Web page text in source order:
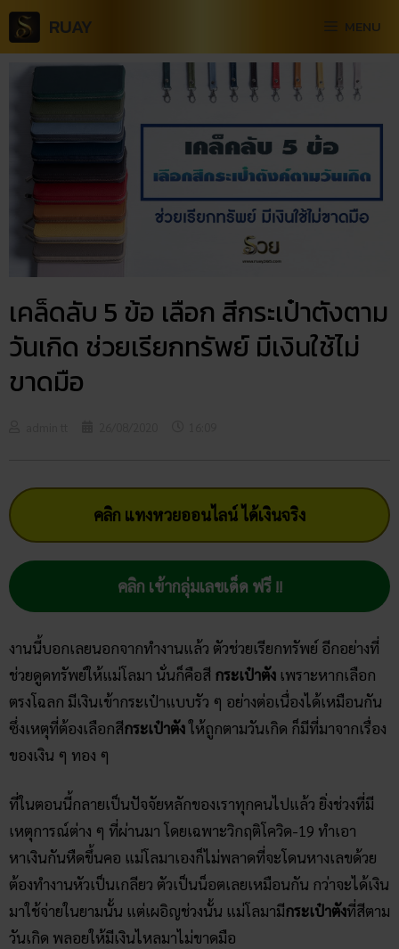
RUAY MENU
เคล็ดลับ 5 ข้อ เลือก สีกระเป๋าตังตาม
วันเกิด ช่วยเรียกทรัพย์ มีเงินใช้ไม่
ขาดมือ
คลิก แทงหวยออนไลน์ ได้เงินจริง
คลิก เข้ากลุ่มเลขเด็ด ฟรี !!
งานนี้บอกเลยนอกจากทำงานแล้ว ตัวช่วยเรียกทรัพย์ อีกอย่างที่
ช่วยดูดทรัพย์ให้แม่โลมา นั่นก็คือสี กระเป๋าตัง เพราะหากเลือก
ตรงโฉลก มีเงินเข้ากระเป๋าแบบรัว ๆ อย่างต่อเนื่องได้เหมือนกัน
ซึ่งเหตุที่ต้องเลือกสีกระเป๋าตังให้ถูกตามวันเกิด ก็มีที่มาจากเรื่อง
ของเงิน ๆ ทอง ๆ
ที่ในตอนนี้กลายเป็นปัจจัยหลักของเราทุกคนไปแล้ว ยิ่งช่วงที่มี
เหตุการณ์ต่าง ๆ ที่ผ่านมา โดยเฉพาะวิกฤติโควิด-19 ทำเอา
หาเงินกันหืดขึ้นคอ แม่โลมาเองก็ไม่พลาดที่จะโดนหางเลขด้วย
ต้องทำงานหัวเป็นเกลียว ตัวเป็นน็อตเลยเหมือนกัน กว่าจะได้เงิน
มาใช้จ่ายในยามนั้น แต่เผอิญช่วงนั้น แม่โลมามีกระเป๋าตังที่สีตาม
วันเกิด พลอยให้มีเงินไหลมาไม่ขาดมือ